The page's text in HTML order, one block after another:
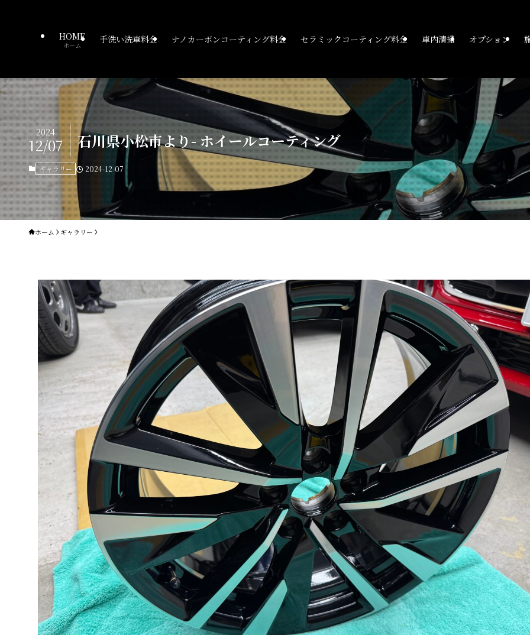
HOME
ホーム
手洗い洗車料金 ナノカーボンコーティング料金 セラミックコーティング料金 車内清掃 オプション
石川県小松市より- ホイールコーティング
2024
12/07
ギャラリー 2024-12-07
ホーム ギャラリー